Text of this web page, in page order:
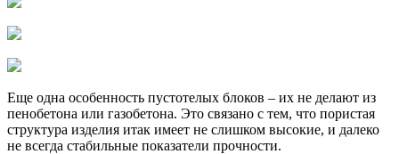
Еще одна особенность пустотелых блоков – их не делают из
пенобетона или газобетона. Это связано с тем, что пористая
структура изделия итак имеет не слишком высокие, и далеко
не всегда стабильные показатели прочности.